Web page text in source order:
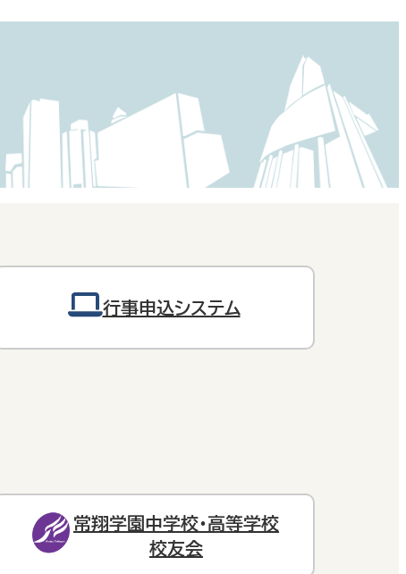
行事申込システム
常翔学園中学校・高等学校
校友会